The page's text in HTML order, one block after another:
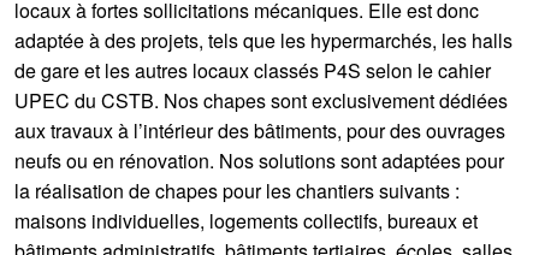
locaux à fortes sollicitations mécaniques. Elle est donc
adaptée à des projets, tels que les hypermarchés, les halls
de gare et les autres locaux classés P4S selon le cahier
UPEC du CSTB. Nos chapes sont exclusivement dédiées
aux travaux à l’intérieur des bâtiments, pour des ouvrages
neufs ou en rénovation. Nos solutions sont adaptées pour
la réalisation de chapes pour les chantiers suivants :
maisons individuelles, logements collectifs, bureaux et